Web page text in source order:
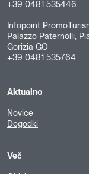
+39 0481 535446
Infopoint
Palazzo Paternolli,
Gorizia GO
+39 0481 535764
Aktualno
Novice
Dogodki
Več